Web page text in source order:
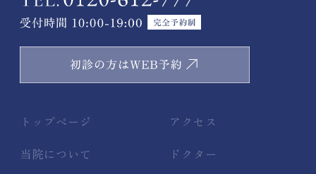
トップページ
当院について
アクセス
ドクター